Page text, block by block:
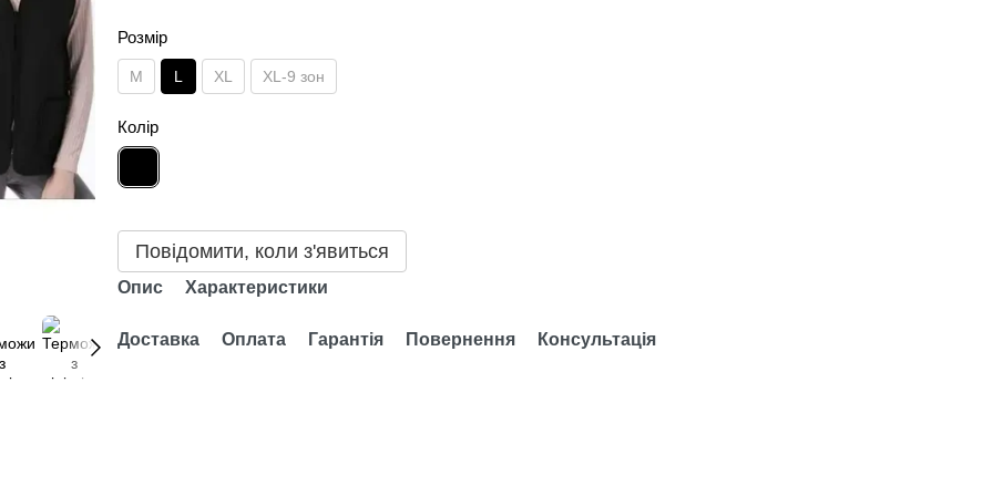
Розмір
M L XL XL-9 зон
Колір
Повідомити, коли з'явиться
Опис Характеристики
Доставка Оплата Гарантія Повернення Консультація